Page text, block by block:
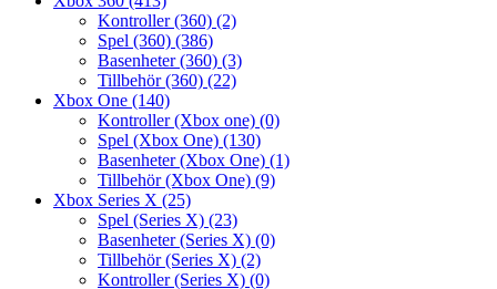
Kontroller (360) (2)
Spel (360) (386)
Basenheter (360) (3)
Tillbehör (360) (22)
Xbox One (140)
Kontroller (Xbox one) (0)
Spel (Xbox One) (130)
Basenheter (Xbox One) (1)
Tillbehör (Xbox One) (9)
Xbox Series X (25)
Spel (Series X) (23)
Basenheter (Series X) (0)
Tillbehör (Series X) (2)
Kontroller (Series X) (0)